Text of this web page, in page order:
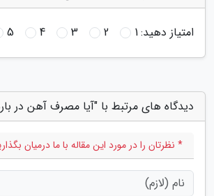
امتیاز دهید:1
2
3
4
5
دیدگاه های مرتبط با "آیا مصرف آهن در
* نظرتان را در مورد این مقاله با ما درمیان